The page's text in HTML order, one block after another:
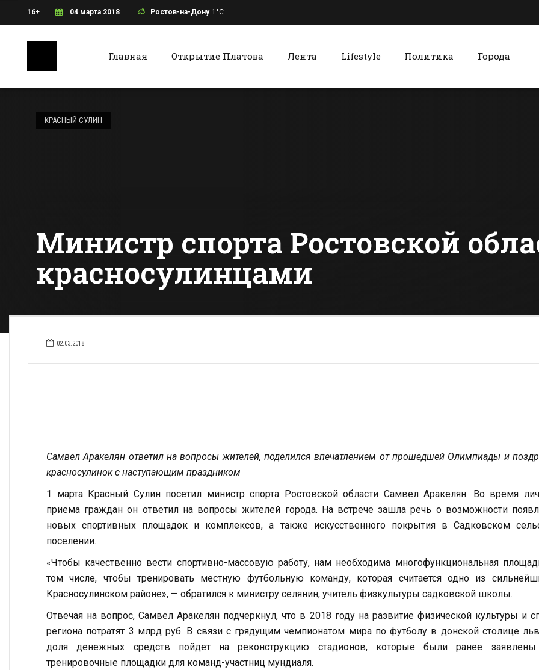
16+ 04 марта 2018 Ростов-на-Дону 1°C
Главная Открытие Платова Лента Lifestyle Политика Города
КРАСНЫЙ СУЛИН
Министр спорта Ростовской
красносулинцами
02.03.2018
Самвел Аракелян ответил на вопросы жителей, поделился впечатлением от прошедшей Олимпиады и
красносулинок с наступающим праздником
1 марта Красный Сулин посетил министр спорта Ростовской области Самвел Аракелян. Во время
приема граждан он ответил на вопросы жителей города. На встрече зашла речь о возможности
новых спортивных площадок и комплексов, а также искусственного покрытия в Садковском
поселении.
«Чтобы качественно вести спортивно-массовую работу, нам необходима многофункциональная
том числе, чтобы тренировать местную футбольную команду, которая считается одно из
Красносулинском районе», — обратился к министру селянин, учитель физкультуры садковской школы.
Отвечая на вопрос, Самвел Аракелян подчеркнул, что в 2018 году на развитие физической культуры и
региона потратят 3 млрд руб. В связи с грядущим чемпионатом мира по футболу в донской столице
доля денежных средств пойдет на реконструкцию стадионов, которые были ранее
тренировочные площадки для команд-участниц мундиаля.